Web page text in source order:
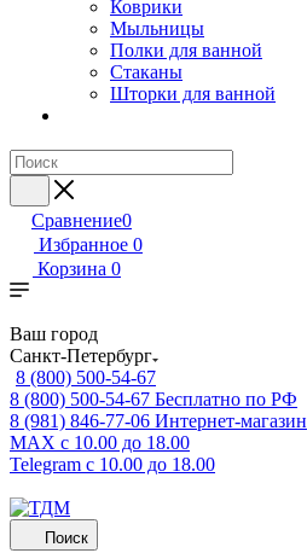
Коврики
Мыльницы
Полки для ванной
Стаканы
Шторки для ванной
Сравнение0
Избранное 0
Корзина 0
Ваш город
Санкт-Петербург
8 (800) 500-54-67
8 (800) 500-54-67 Бесплатно по РФ
8 (981) 846-77-06 Интернет-магазин
MAX с 10.00 до 18.00
Telegram с 10.00 до 18.00
Поиск